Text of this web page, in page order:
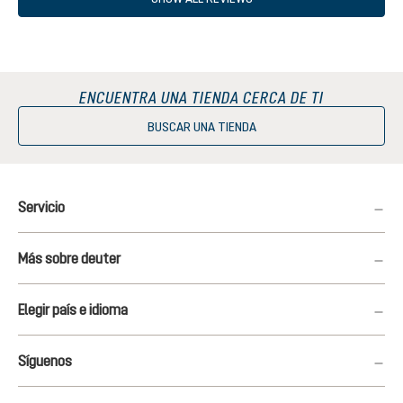
ENCUENTRA UNA TIENDA CERCA DE TI
BUSCAR UNA TIENDA
Servicio
Más sobre deuter
Elegir país e idioma
Síguenos